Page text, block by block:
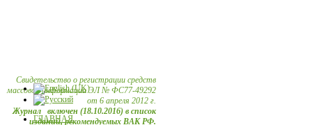
Свидетельство о регистрации средств
массовой информации ЭЛ № ФС77-49292
от 6 апреля 2012 г.
Журнал включен (18.10.2016) в список
изданий, рекомендуемых ВАК РФ.
ГЛАВНАЯ